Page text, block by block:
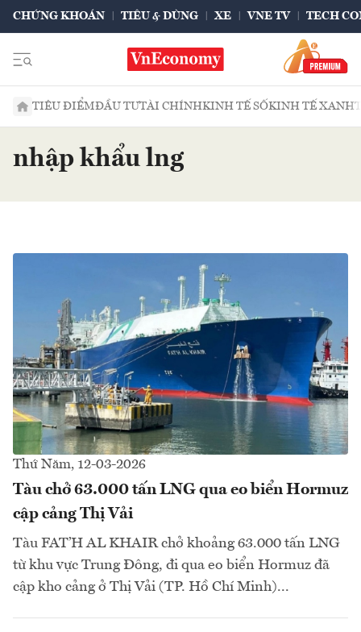
CHỨNG KHOÁN TIÊU & DÙNG XE VNE TV TECH
TIÊU ĐIỂMĐẦU TƯTÀI CHÍNHKINH TẾ SỐKINH TẾ XANH
nhập khẩu lng
Thứ Năm, 12-03-2026
Tàu chở 63.000 tấn LNG qua eo biển Hormuz
cập cảng Thị Vải
Tàu FAT’H AL KHAIR chở khoảng 63.000 tấn LNG
từ khu vực Trung Đông, đi qua eo biển Hormuz đã
cập kho cảng ở Thị Vải (TP. Hồ Chí Minh)...